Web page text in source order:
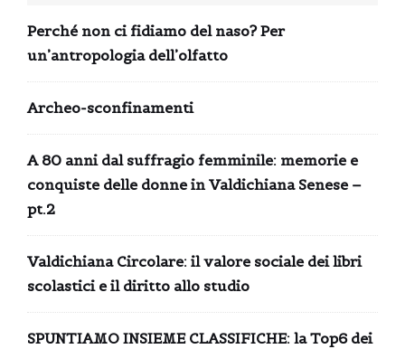
Perché non ci fidiamo del naso? Per
un’antropologia dell’olfatto
Archeo-sconfinamenti
A 80 anni dal suffragio femminile: memorie e
conquiste delle donne in Valdichiana Senese –
pt.2
Valdichiana Circolare: il valore sociale dei libri
scolastici e il diritto allo studio
SPUNTIAMO INSIEME CLASSIFICHE: la Top6 dei